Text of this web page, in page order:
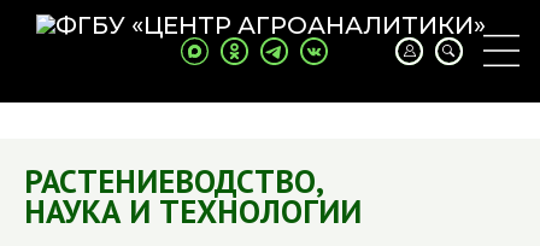
РАСТЕНИЕВОДСТВО,
НАУКА И ТЕХНОЛОГИИ